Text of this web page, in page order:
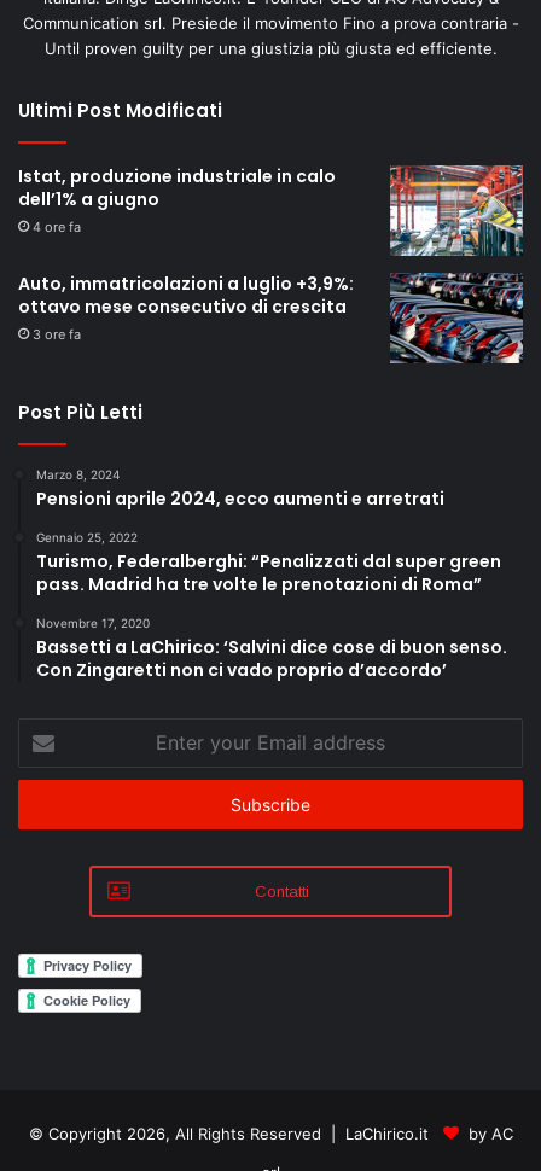
Communication srl. Presiede il movimento Fino a prova contraria -
Until proven guilty per una giustizia più giusta ed efficiente.
Ultimi Post Modificati
Istat, produzione industriale in calo
dell’1% a giugno
4 ore fa
Auto, immatricolazioni a luglio +3,9%:
ottavo mese consecutivo di crescita
3 ore fa
Post Più Letti
Marzo 8, 2024
Pensioni aprile 2024, ecco aumenti e arretrati
Gennaio 25, 2022
Turismo, Federalberghi: “Penalizzati dal super green
pass. Madrid ha tre volte le prenotazioni di Roma”
Novembre 17, 2020
Bassetti a LaChirico: ‘Salvini dice cose di buon senso.
Con Zingaretti non ci vado proprio d’accordo’
your
Email
Contatti
© Copyright 2026, All Rights Reserved | LaChirico.it
by AC